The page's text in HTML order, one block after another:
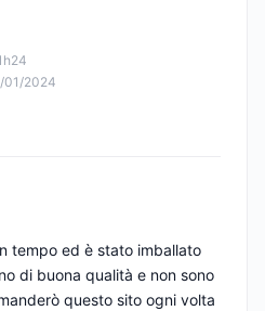
01/2024
tempo ed è stato imballato
di buona qualità e non sono
questo sito ogni volta